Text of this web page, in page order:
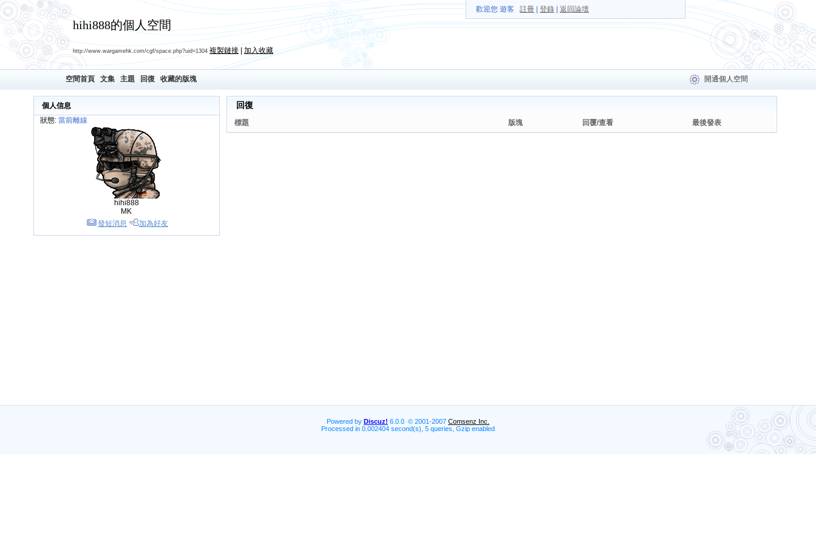
歡迎您 遊客 註冊| 登錄| 返回論壇
hihi888的個人空間
http://www.wargamehk.com/cgf/space.php?uid=1304 複製鏈接 加入收藏
空間首頁 文集 主題 回復 收藏的版塊 開通個人空間
個人信息
狀態: 當前離線
hihi888
MK
發短消息
加為好友
回復
標題 版塊 回覆/查看 最後發表
Powered by Discuz! 6.0.0 © 2001-2007 Comsenz Inc.
Processed in 0.002404 second(s), 5 queries, Gzip enabled